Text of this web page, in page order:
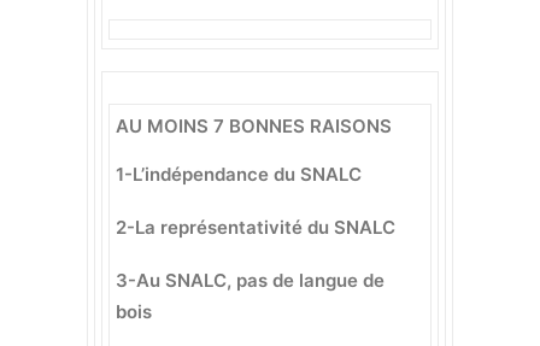
AU MOINS 7 BONNES RAISONS
1-L’indépendance du SNALC
2-La représentativité du SNALC
3-Au SNALC, pas de langue de
bois